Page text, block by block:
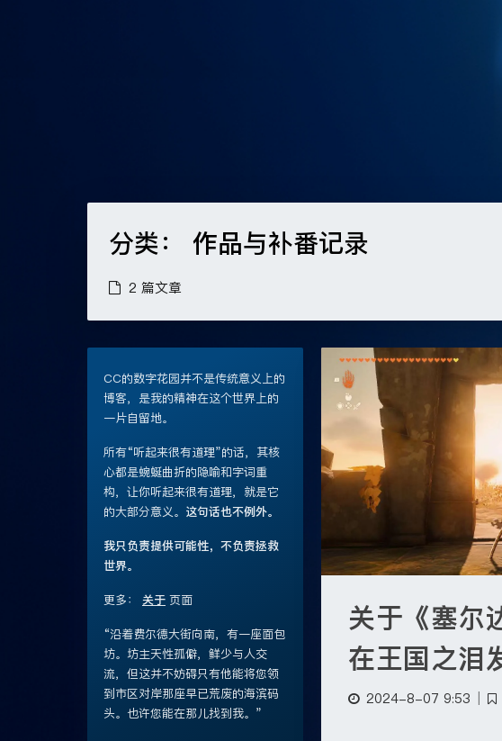
分类： 作品与补番记录
2 篇文章
CC的数字花园并不是传统意义上的
博客，是我的精神在这个世界上的
一片自留地。
所有“听起来很有道理”的话，其核
心都是蜿蜒曲折的隐喻和字词重
构，让你听起来很有道理，就是它
的大部分意义。 这句话也不例外。
我只负责提供可能性，不负责拯救
世界。
更多： 关于 页面
“沿着费尔德大街向南，有一座面包
坊。坊主天性孤僻，鲜少与人交
流，但这并不妨碍只有他能将您领
到市区对岸那座早已荒废的海滨码
头。也许您能在那儿找到我。”
关于《塞
在王国之泪
2024-8-07 9:53